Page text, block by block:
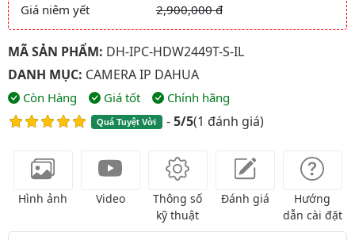
Giá và khuyến mãi
Giá niêm yết 2,900,000 đ
MÃ SẢN PHẨM: DH-IPC-HDW2449T-S-IL
DANH MỤC: CAMERA IP DAHUA
Còn Hàng Giá tốt Chính hãng
Quá Tuyệt Vời -5/5(1 đánh giá)
Hình ảnh Video
Thông số
kỹ thuật
Đánh giá
Hướng
dẫn cài đặt